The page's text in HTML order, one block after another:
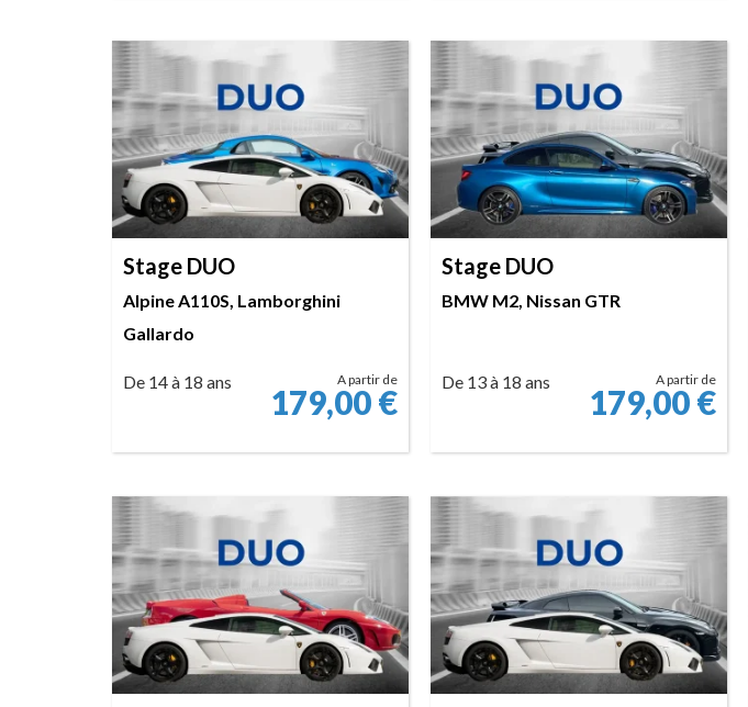
Stage DUO
Alpine A110S, Lamborghini
Gallardo
De 14 à 18 ans A partir de
179,00€
Stage DUO
BMW M2, Nissan GTR
De 13 à 18 ans A partir de
179,00€